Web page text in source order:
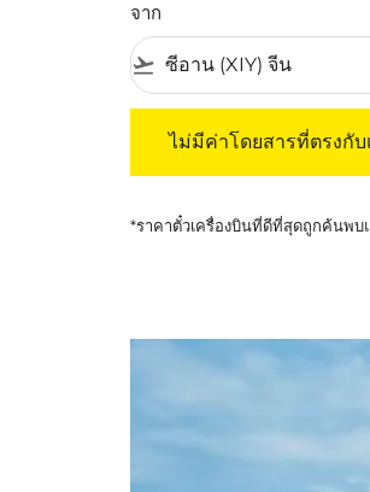
จาก
flight_takeoff
ไม่มีค่าโดยสารที่ตรงกั
*ราคาตั๋วเครื่องบินที่ดีที่สุดถูกค้นพ